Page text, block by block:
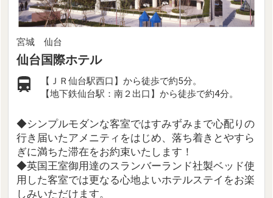
宮城 仙台
仙台国際ホテル
【ＪＲ仙台駅西口】から徒歩で約5分。
【地下鉄仙台駅：南２出口】から徒歩で約4分。
◆シンプルモダンな客室ではすみずみまで心配りの
行き届いたアメニティをはじめ、落ち着きとやすら
ぎに満ちた滞在をお約束いたします！
◆英国王室御用達のスランバーランド社製ベッド使
用した客室では更なる心地よいホテルステイをお楽
しみいただけます。